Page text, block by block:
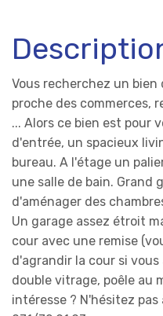
Vous recherchez un
proche des commerces,
... Alors ce bien est pour
d'entrée, un spacieux
bureau. A l'étage un
une salle de bain. Grand
d'aménager des
Un garage assez étroit
cour avec une remise
d'agrandir la cour si
double vitrage, poêle au
intéresse ? N'hésitez